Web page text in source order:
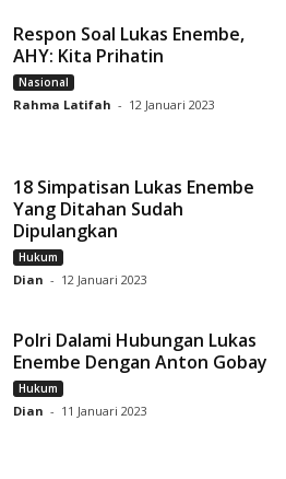
Respon Soal Lukas Enembe,
AHY: Kita Prihatin
Nasional
Rahma Latifah - 12 Januari 2023
18 Simpatisan Lukas Enembe
Yang Ditahan Sudah
Dipulangkan
Hukum
Dian - 12 Januari 2023
Polri Dalami Hubungan Lukas
Enembe Dengan Anton Gobay
Hukum
Dian - 11 Januari 2023